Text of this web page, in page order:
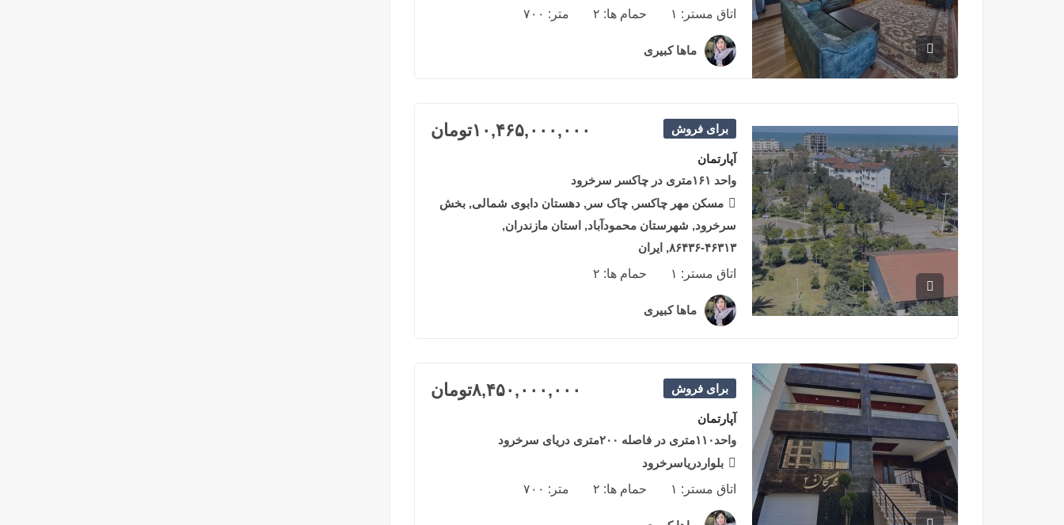
اتاق مستر: ۱ حمام ها: ۲ متر: ۷۰۰
ماها کبیری
برای فروش ۱۰,۴۶۵,۰۰۰,۰۰۰تومان
آپارتمان
واحد ۱۶۱متری در چاکسر سرخرود
مسکن مهر چاکسر, چاک سر, دهستان دابوی شمالی, بخش
سرخرود, شهرستان محمودآباد, استان مازندران,
۴۶۳۱۳-۸۶۴۳۶, ایران
اتاق مستر: ۱ حمام ها: ۲
ماها کبیری
برای فروش ۸,۴۵۰,۰۰۰,۰۰۰تومان
آپارتمان
واحد۱۱۰متری در فاصله ۲۰۰متری دریای سرخرود
بلواردریاسرخرود
اتاق مستر: ۱ حمام ها: ۲ متر: ۷۰۰